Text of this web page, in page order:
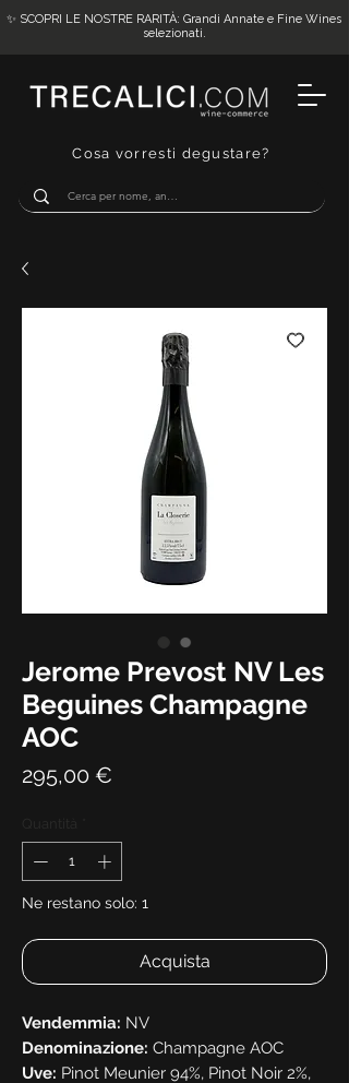
Cosa vorresti degustare?
✨ SCOPRI LE NOSTRE RARITÀ: Grandi Annate e Fine Wines
selezionati.
Jerome Prevost NV Les
Beguines Champagne
AOC
295,00 €
Ne restano solo: 1
Acquista
Vendemmia: NV
Denominazione: Champagne AOC
Uve: Pinot Meunier 94%, Pinot Noir 2%,